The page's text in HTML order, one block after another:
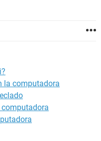
la computadora